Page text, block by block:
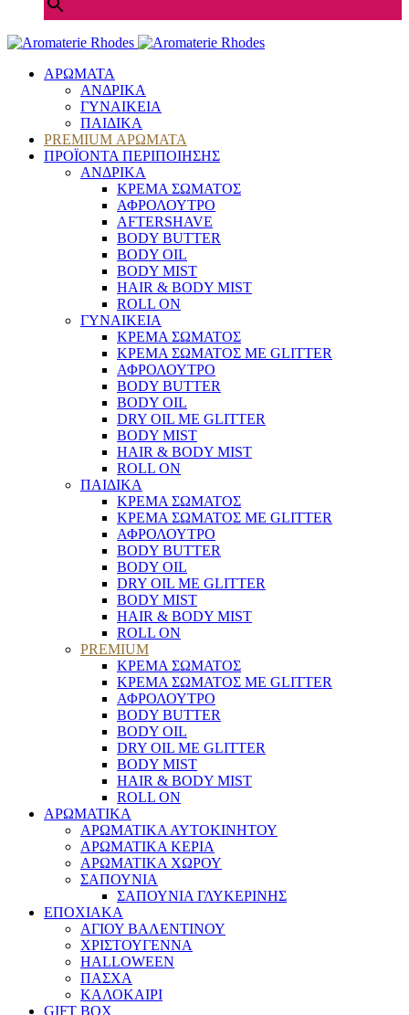
ΑΡΩΜΑΤΑ
ΑΝΔΡΙΚΑ
ΓΥΝΑΙΚΕΙΑ
ΠΑΙΔΙΚΑ
PREMIUM ΑΡΩΜΑΤΑ
ΠΡΟΪΟΝΤΑ ΠΕΡΙΠΟΙΗΣΗΣ
ΑΝΔΡΙΚΑ
ΚΡΕΜΑ ΣΩΜΑΤΟΣ
ΑΦΡΟΛΟΥΤΡΟ
AFTERSHAVE
BODY BUTTER
BODY OIL
BODY MIST
HAIR & BODY MIST
ROLL ON
ΓΥΝΑΙΚΕΙΑ
ΚΡΕΜΑ ΣΩΜΑΤΟΣ
ΚΡΕΜΑ ΣΩΜΑΤΟΣ ΜΕ GLITTER
ΑΦΡΟΛΟΥΤΡΟ
BODY BUTTER
BODY OIL
DRY OIL ΜΕ GLITTER
BODY MIST
HAIR & BODY MIST
ROLL ON
ΠΑΙΔΙΚΑ
ΚΡΕΜΑ ΣΩΜΑΤΟΣ
ΚΡΕΜΑ ΣΩΜΑΤΟΣ ΜΕ GLITTER
ΑΦΡΟΛΟΥΤΡΟ
BODY BUTTER
BODY OIL
DRY OIL ΜΕ GLITTER
BODY MIST
HAIR & BODY MIST
ROLL ON
PREMIUM
ΚΡΕΜΑ ΣΩΜΑΤΟΣ
ΚΡΕΜΑ ΣΩΜΑΤΟΣ ΜΕ GLITTER
ΑΦΡΟΛΟΥΤΡΟ
BODY BUTTER
BODY OIL
DRY OIL ΜΕ GLITTER
BODY MIST
HAIR & BODY MIST
ROLL ON
ΑΡΩΜΑΤΙΚΑ
ΑΡΩΜΑΤΙΚΑ ΑΥΤΟΚΙΝΗΤΟΥ
ΑΡΩΜΑΤΙΚΑ ΚΕΡΙΑ
ΑΡΩΜΑΤΙΚΑ ΧΩΡΟΥ
ΣΑΠΟΥΝΙΑ
ΣΑΠΟΥΝΙΑ ΓΛΥΚΕΡΙΝΗΣ
ΕΠΟΧΙΑΚΑ
ΑΓΙΟΥ ΒΑΛΕΝΤΙΝΟΥ
ΧΡΙΣΤΟΥΓΕΝΝΑ
HALLOWEEN
ΠΑΣΧΑ
ΚΑΛΟΚΑΙΡΙ
GIFT BOX